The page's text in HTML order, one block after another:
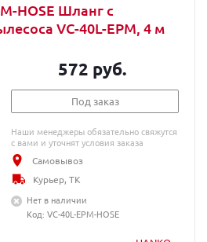
HOSE Шланг с
VC-40L-EPM, 4 м
572 руб.
Под заказ
Наши менеджеры обязательно свяжутся
с вами и уточнят условия заказа
Самовывоз
Курьер, ТК
Нет в наличии
Код: VC-40L-EPM-HOSE